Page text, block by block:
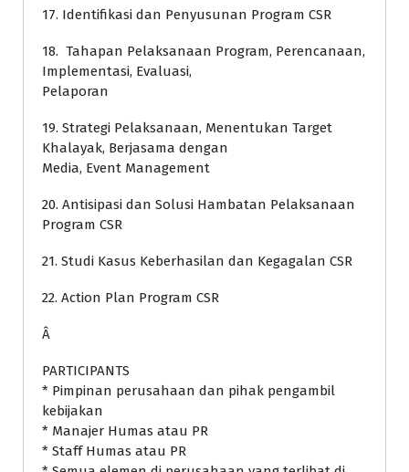
17. Identifikasi dan Penyusunan Program CSR
18. Tahapan Pelaksanaan Program, Perencanaan,
Implementasi, Evaluasi,
Pelaporan
19. Strategi Pelaksanaan, Menentukan Target
Khalayak, Berjasama dengan
Media, Event Management
20. Antisipasi dan Solusi Hambatan Pelaksanaan
Program CSR
21. Studi Kasus Keberhasilan dan Kegagalan CSR
22. Action Plan Program CSR
Â
PARTICIPANTS
* Pimpinan perusahaan dan pihak pengambil
kebijakan
* Manajer Humas atau PR
* Staff Humas atau PR